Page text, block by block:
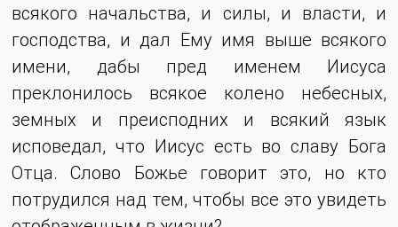
всякого начальства, и силы, и власти, и
господства, и дал Ему имя выше всякого
имени, дабы пред именем Иисуса
преклонилось всякое колено небесных,
земных и преисподних и всякий язык
исповедал, что Иисус есть во славу Бога
Отца. Слово Божье говорит это, но кто
потрудился над тем, чтобы все это увидеть